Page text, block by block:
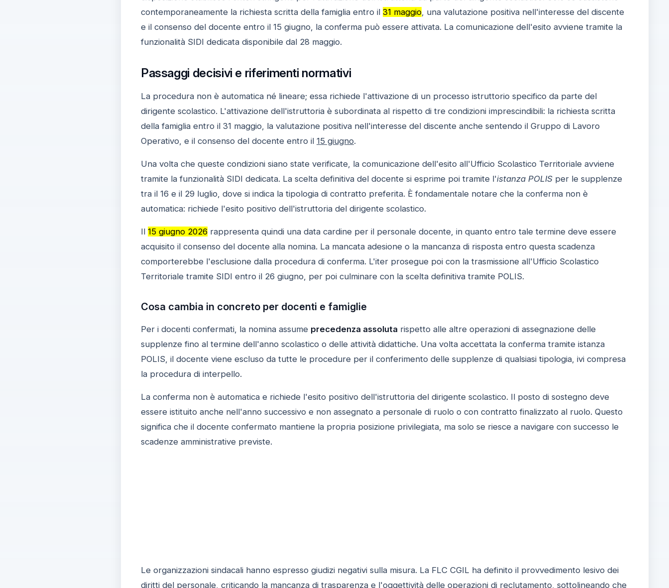
contemporaneamente la richiesta scritta della famiglia entro il 31 maggio, una valutazione positiva nell'interesse del discente
e il consenso del docente entro il 15 giugno, la conferma può essere attivata. La comunicazione dell'esito avviene tramite la
funzionalità SIDI dedicata disponibile dal 28 maggio.
Passaggi decisivi e riferimenti normativi
La procedura non è automatica né lineare; essa richiede l'attivazione di un processo istruttorio specifico da parte del
dirigente scolastico. L'attivazione dell'istruttoria è subordinata al rispetto di tre condizioni imprescindibili: la richiesta scritta
della famiglia entro il 31 maggio, la valutazione positiva nell'interesse del discente anche sentendo il Gruppo di Lavoro
Operativo, e il consenso del docente entro il 15 giugno.
Una volta che queste condizioni siano state verificate, la comunicazione dell'esito all'Ufficio Scolastico Territoriale avviene
tramite la funzionalità SIDI dedicata. La scelta definitiva del docente si esprime poi tramite l'istanza POLISper le supplenze
tra il 16 e il 29 luglio, dove si indica la tipologia di contratto preferita. È fondamentale notare che la conferma non è
automatica: richiede l'esito positivo dell'istruttoria del dirigente scolastico.
Il 15 giugno 2026 rappresenta quindi una data cardine per il personale docente, in quanto entro tale termine deve essere
acquisito il consenso del docente alla nomina. La mancata adesione o la mancanza di risposta entro questa scadenza
comporterebbe l'esclusione dalla procedura di conferma. L'iter prosegue poi con la trasmissione all'Ufficio Scolastico
Territoriale tramite SIDI entro il 26 giugno, per poi culminare con la scelta definitiva tramite POLIS.
Cosa cambia in concreto per docenti e famiglie
Per i docenti confermati, la nomina assume precedenza assoluta rispetto alle altre operazioni di assegnazione delle
supplenze fino al termine dell'anno scolastico o delle attività didattiche. Una volta accettata la conferma tramite istanza
POLIS, il docente viene escluso da tutte le procedure per il conferimento delle supplenze di qualsiasi tipologia, ivi compresa
la procedura di interpello.
La conferma non è automatica e richiede l'esito positivo dell'istruttoria del dirigente scolastico. Il posto di sostegno deve
essere istituito anche nell'anno successivo e non assegnato a personale di ruolo o con contratto finalizzato al ruolo. Questo
significa che il docente confermato mantiene la propria posizione privilegiata, ma solo se riesce a navigare con successo le
scadenze amministrative previste.
Le organizzazioni sindacali hanno espresso giudizi negativi sulla misura. La FLC CGIL ha definito il provvedimento lesivo dei
diritti del personale, criticando la mancanza di trasparenza e l'oggettività delle operazioni di reclutamento, sottolineando che